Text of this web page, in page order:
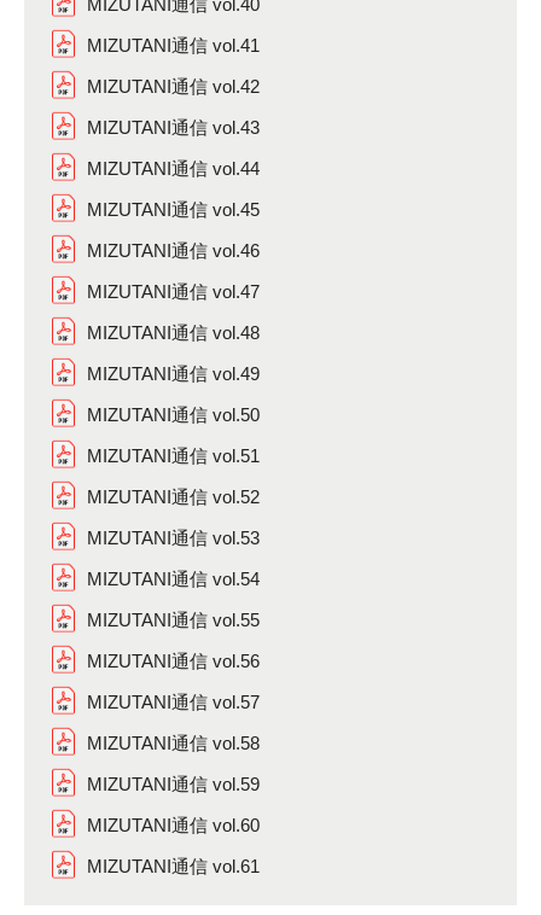
MIZUTANI通信 vol.40
MIZUTANI通信 vol.41
MIZUTANI通信 vol.42
MIZUTANI通信 vol.43
MIZUTANI通信 vol.44
MIZUTANI通信 vol.45
MIZUTANI通信 vol.46
MIZUTANI通信 vol.47
MIZUTANI通信 vol.48
MIZUTANI通信 vol.49
MIZUTANI通信 vol.50
MIZUTANI通信 vol.51
MIZUTANI通信 vol.52
MIZUTANI通信 vol.53
MIZUTANI通信 vol.54
MIZUTANI通信 vol.55
MIZUTANI通信 vol.56
MIZUTANI通信 vol.57
MIZUTANI通信 vol.58
MIZUTANI通信 vol.59
MIZUTANI通信 vol.60
MIZUTANI通信 vol.61